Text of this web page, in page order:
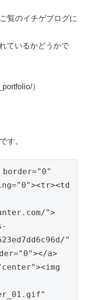
覧のイチゲブログに
ているかどうかで
）
す。
border="0"
">
"
a>